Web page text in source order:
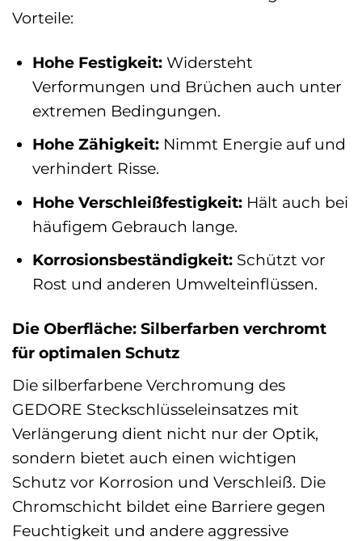
Vorteile:
Hohe Festigkeit:Widersteht
Verformungen und Brüchen auch unter
extremen Bedingungen.
Hohe Zähigkeit:Nimmt Energie auf und
verhindert Risse.
Hohe Verschleißfestigkeit:Hält auch bei
häufigem Gebrauch lange.
Korrosionsbeständigkeit:Schützt vor
Rost und anderen Umwelteinflüssen.
Die Oberfläche: Silberfarben verchromt
für optimalen Schutz
Die silberfarbene Verchromung des
GEDORE Steckschlüsseleinsatzes mit
Verlängerung dient nicht nur der Optik,
sondern bietet auch einen wichtigen
Schutz vor Korrosion und Verschleiß. Die
Chromschicht bildet eine Barriere gegen
Feuchtigkeit und andere aggressive